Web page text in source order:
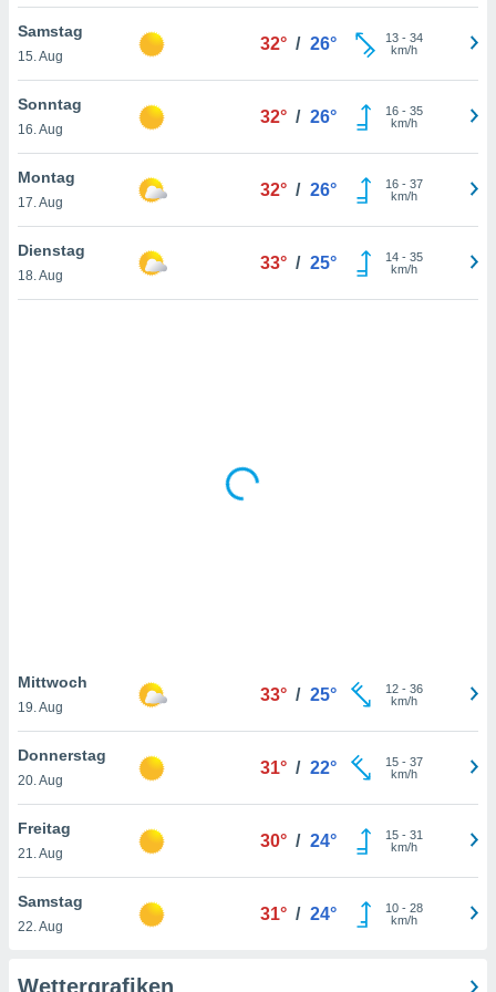
der
weiterhin
nicht
von
und
auf
klicken.
Samstag
15. Aug
32° / 26° 13- 34
km/h
Sonntag
16. Aug
32° / 26° 16- 35
km/h
Montag
17. Aug
32° / 26° 16- 37
km/h
Dienstag
18. Aug
33° / 25° 14- 35
km/h
Mittwoch
19. Aug
33° / 25° 12- 36
km/h
Donnerstag
20. Aug
31° / 22° 15- 37
km/h
Freitag
21. Aug
30° / 24° 15- 31
km/h
Samstag
22. Aug
31° / 24° 10- 28
km/h
Wettergrafiken